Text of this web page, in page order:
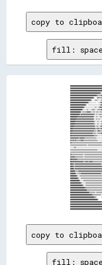
copy to
fill:
██████████████████████████████████████████████████████████████████████████████▓▓▒▒░░░░                                      ░░░░▒▒▒▒▓▓████████████████████████████████████████████████████████████████████████████
██████████████████████████████████████████████████████████████████▓▓▒▒░░              ░░░░░░              ░░░░░░░░░░░░░░░░░░  ░░░░░░░░░░    ░░██▓▓████████████████████████████████████████████████████████████████
██████████████████████████████████████████████████████████▒▒░░░░░░░░░░░░░░░░░░░░░░░░░░░░░░        ░░░░░░░░░░░░░░  ░░░░░░░░▒▒▒▒▒▒▒▒▒▒▒▒▒▒▒▒▒▒▒▒▒▒░░░░░░▒▒▓▓████████████████████████████████████████████████████████
██████████████████████████████████████████████████▓▓░░░░▒▒▒▒▒▒░░░░▒▒░░░░░░░░░░░░░░░░░░░░░░      ░░░░░░░░░░░░░░░░▒▒░░░░░░░░░░▒▒▒▒▒▒▒▒▒▒▒▒▒▒▓▓▓▓▒▒▒▒▓▓▓▓▓▓▒▒░░▒▒▓▓██████████████████████████████████████████████████
████████████████████████████████████████████▓▓▒▒▒▒▒▒▓▓▓▓▓▓▒▒▓▓▒▒▒▒▒▒▒▒▒▒▒▒░░░░░░░░░░░░░░    ░░░░░░░░░░░░░░░░░░▓▓▓▓▓▓▒▒▓▓▓▓▓▓▓▓▓▓▓▓▒▒▒▒▒▒▒▒▒▒▒▒▓▓▓▓▓▓▒▒▒▒▒▒▓▓▓▓▓▓▒▒▓▓▓▓████████████████████████████████████████████
██████████████████████████████████████▓▓░░  ░░▓▓▒▒▒▒▒▒▓▓▓▓▒▒▓▓▓▓▒▒▒▒▒▒▒▒░░░░░░░░░░░░░░    ░░░░      ░░░░  ░░▓▓▓▓▓▓▒▒▓▓▓▓▓▓▓▓▓▓▓▓▓▓▒▒▒▒▒▒▓▓▓▓▓▓▓▓▓▓▓▓▓▓▓▓▓▓▓▓▒▒▒▒▓▓▓▓▓▓▓▓▓▓▓▓██████████████████████████████████████
██████████████████████████████████▓▓░░  ░░▒▒▒▒░░░░░░▒▒▓▓▓▓▓▓▓▓▒▒▒▒▒▒░░░░░░░░▒▒░░░░░░  ░░░░░░░░    ░░░░░░░░░░▒▒▓▓▒▒▓▓▓▓▓▓▓▓▓▓▓▓▓▓▓▓▓▓▓▓▓▓▓▓▓▓▓▓▓▓▓▓▓▓▓▓▓▓▓▓▓▓▓▓▓▓░░░░░░░░░░░░░░▒▒██████████████████████████████████
██████████████████████████████▒▒░░░░░░░░░░░░  ░░░░▒▒▓▓▓▓▓▓▓▓▓▓▓▓▒▒▓▓▒▒░░░░▒▒▒▒▒▒░░░░░░░░░░░░        ░░░░░░░░▒▒▒▒▒▒▓▓▓▓▓▓▓▓▓▓▓▓▓▓▓▓▓▓▓▓▓▓▓▓▓▓▓▓▓▓▓▓▓▓▓▓▓▓▓▓▓▓▓▓▓▓▓▓░░░░░░░░▓▓░░░░░░▒▒██████████████████████████████
██████████████████████████▒▒  ░░░░░░░░░░░░░░░░░░░░▒▒▓▓▓▓▓▓▓▓▓▓▓▓▓▓▒▒▒▒▒▒▒▒▒▒▓▓▓▓▒▒░░░░░░░░░░░░  ░░░░░░░░▒▒▒▒▓▓▓▓▓▓▓▓▓▓▓▓▓▓▓▓▓▓▒▒▒▒▒▒▒▒▒▒▒▒░░▒▒▓▓▓▓▓▓▓▓▓▓▓▓▓▓▓▓▓▓▓▓▓▓▓▓▒▒░░░░░░░░░░░░  ░░██████████████████████████
██████████████████████▓▓░░░░░░░░░░░░░░░░░░▒▒░░░░▒▒▓▓▓▓▒▒▒▒▓▓▓▓▓▓▒▒▓▓▓▓▓▓▓▓▓▓░░▒▒░░░░  ░░░░░░░░░░░░░░░░░░▓▓▒▒▓▓▓▓▓▓▓▓▓▓▓▓▓▓▒▒░░░░░░░░░░░░░░░░░░▒▒▒▒▒▒▒▒▓▓▒▒▓▓▒▒▓▓▓▓▓▓▓▓▓▓▒▒░░░░░░░░░░░░░░░░▒▒██████████████████████
████████████████████▒▒░░░░░░▒▒░░░░░░▒▒▒▒▒▒░░░░▒▒▒▒▒▒▓▓▒▒▒▒▓▓▓▓▓▓▒▒▒▒▓▓▓▓▓▓▓▓░░░░░░░░░░▒▒▒▒▒▒▒▒░░░░░░░░░░▒▒▓▓▓▓▒▒▓▓▓▓▓▓▒▒░░▒▒▒▒░░▒▒▒▒░░▒▒▒▒▒▒░░▒▒▒▒░░▒▒▒▒▒▒░░▒▒▒▒▒▒▓▓▓▓▓▓▓▓▒▒░░░░░░░░░░░░░░░░░░████████████████████
██████████████████░░▒▒▒▒▒▒▒▒▓▓▓▓▓▓▒▒░░▒▒▒▒░░▒▒▒▒░░▒▒▒▒▒▒▓▓▓▓▓▓▒▒▓▓▓▓▓▓▒▒░░░░░░░░░░▒▒▒▒▒▒▒▒▒▒▒▒▒▒▒▒▒▒░░▒▒▒▒▒▒▒▒▒▒▒▒▓▓▓▓▒▒░░░░░░▓▓░░░░▒▒▒▒▒▒░░▒▒▒▒▓▓▒▒▒▒▒▒▒▒▒▒▒▒░░▒▒▓▓▓▓▓▓▒▒░░▒▒░░░░░░░░░░░░░░░░░░▓▓████████████████
copy to
fill: